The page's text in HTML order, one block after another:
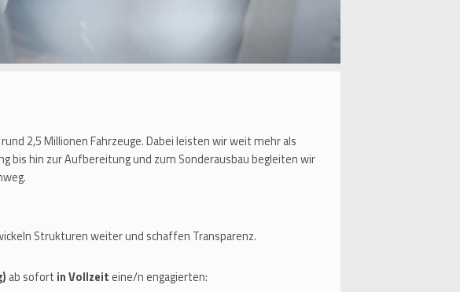
2,5 Millionen Fahrzeuge. Dabei leisten wir weit mehr als
bis hin zur Aufbereitung und zum Sonderausbau begleiten wir
Strukturen weiter und schaffen Transparenz.
ab sofort in Vollzeit eine/n engagierten: